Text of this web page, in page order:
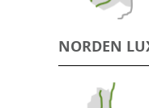
NORDEN